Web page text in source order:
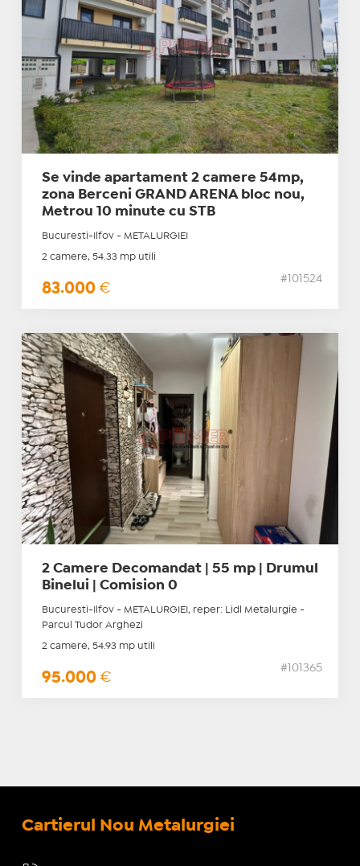
Se vinde apartament 2 camere 54mp,
zona Berceni GRAND ARENA bloc nou,
Metrou 10 minute cu STB
Bucuresti-Ilfov - METALURGIEI
2 camere, 54.33 mp utili
83.000 €
#101524
2 Camere Decomandat | 55 mp | Drumul
Binelui | Comision 0
Bucuresti-Ilfov - METALURGIEI, reper: Lidl Metalurgie -
Parcul Tudor Arghezi
2 camere, 54.93 mp utili
95.000 €
#101365
Cartierul Nou Metalurgiei